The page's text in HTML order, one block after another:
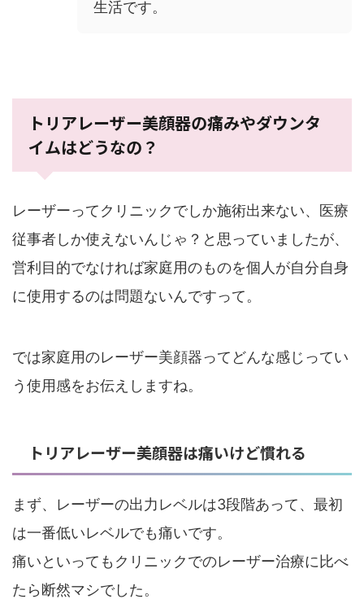
生活です。
トリアレーザー美顔器の痛みやダウンタ
イムはどうなの？
レーザーってクリニックでしか施術出来ない、医療
従事者しか使えないんじゃ？と思っていましたが、
営利目的でなければ家庭用のものを個人が自分自身
に使用するのは問題ないんですって。
では家庭用のレーザー美顔器ってどんな感じってい
う使用感をお伝えしますね。
トリアレーザー美顔器は痛いけど慣れる
まず、レーザーの出力レベルは3段階あって、最初
は一番低いレベルでも痛いです。
痛いといってもクリニックでのレーザー治療に比べ
たら断然マシでした。